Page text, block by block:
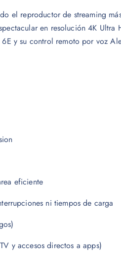
el reproductor de streaming
en resolución 4K
y su control remoto por voz
eficiente
ni tiempos de carga
y accesos directos a apps)